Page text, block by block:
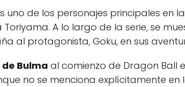
uno de los personajes principales en
Toriyama. A lo largo de la serie, se
al protagonista, Goku, en sus
Bulma al comienzo de Dragon Ball
no se menciona explícitamente